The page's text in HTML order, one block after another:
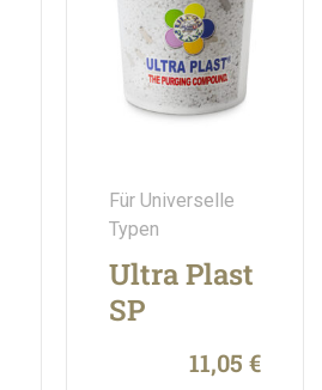
Für Universelle
Typen
Ultra Plast
SP
11,05 €